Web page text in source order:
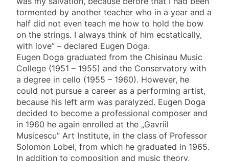
tormented by another teacher who in a year and a
half did not even teach me how to hold the bow
on the strings. I always think of him ecstatically,
with love” – declared Eugen Doga.
Eugen Doga graduated from the Chisinau Music
College (1951 – 1955) and the Conservatory with
a degree in cello (1955 – 1960). However, he
could not pursue a career as a performing artist,
because his left arm was paralyzed. Eugen Doga
decided to become a professional composer and
in 1960 he again enrolled at the „Gavriil
Musicescu” Art Institute, in the class of Professor
Solomon Lobel, from which he graduated in 1965.
In addition to composition and music theory,